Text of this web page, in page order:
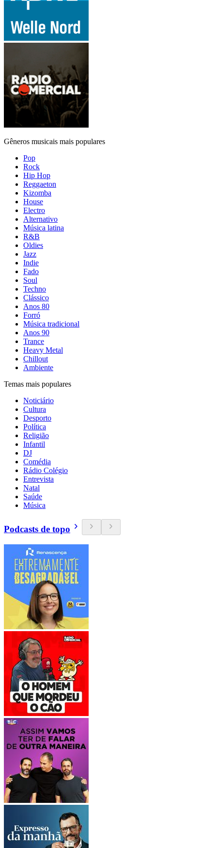
Gêneros musicais mais populares
Pop
Rock
Hip Hop
Reggaeton
Kizomba
House
Electro
Alternativo
Música latina
R&B
Oldies
Jazz
Indie
Fado
Soul
Techno
Clássico
Anos 80
Forró
Música tradicional
Anos 90
Trance
Heavy Metal
Chillout
Ambiente
Temas mais populares
Noticiário
Cultura
Desporto
Política
Religião
Infantil
DJ
Comédia
Rádio Colégio
Entrevista
Natal
Saúde
Música
Podcasts de topo